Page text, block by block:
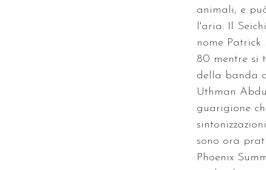
animali, e
l'aria. Il
nome
80 mentre si
della banda
Uthman
guarigione
sono ora
Phoenix